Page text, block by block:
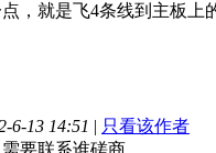
，就是飞4条线到主板上
6-13 14:51 | 只看该作者